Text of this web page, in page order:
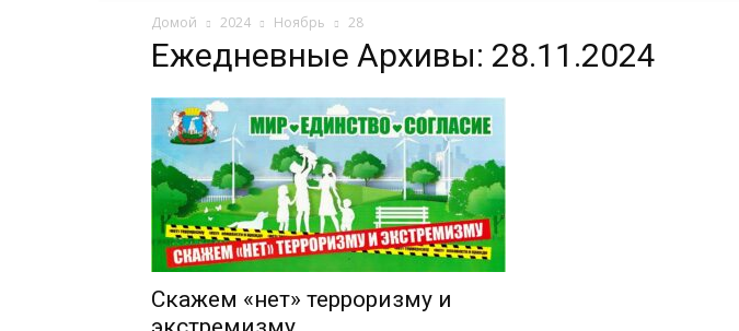
Октября
Домой 2024 Ноябрь 28
Ежедневные Архивы: 28.11.2024
Скажем «нет» терроризму и